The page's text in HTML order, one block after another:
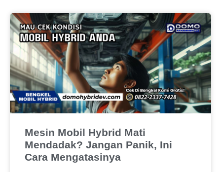
Mesin Mobil Hybrid Mati
Mendadak? Jangan Panik, Ini
Cara Mengatasinya